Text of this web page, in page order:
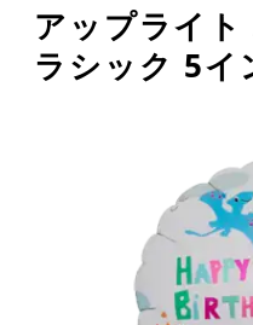
アップライ
ラシック 5イ